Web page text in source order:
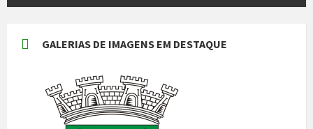
GALERIAS DE IMAGENS EM DESTAQUE